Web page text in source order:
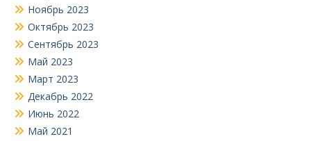
Ноябрь 2023
Октябрь 2023
Сентябрь 2023
Май 2023
Март 2023
Декабрь 2022
Июнь 2022
Май 2021